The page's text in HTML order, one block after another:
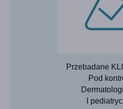
Przebadane
Pod
I